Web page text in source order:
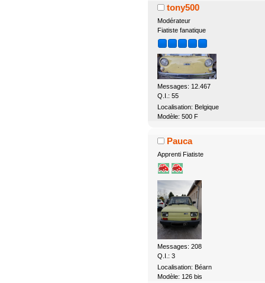
tony500
Modérateur
Fiatiste fanatique
Messages: 12.467
Q.I.: 55
Localisation: Belgique
Modèle: 500 F
Pauca
Apprenti Fiatiste
Messages: 208
Q.I.: 3
Localisation: Béarn
Modèle: 126 bis